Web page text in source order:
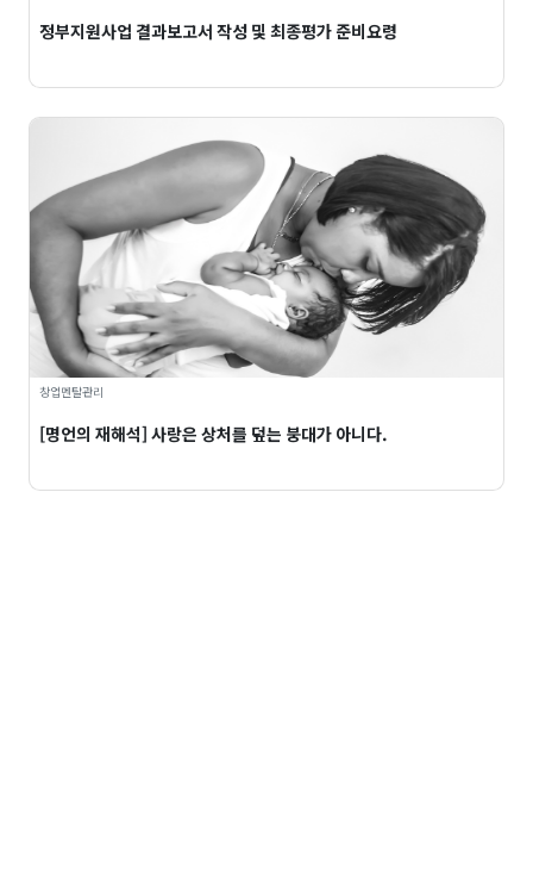
정부지원사업 결과보고서 작성 및 최종평가 준비요령
창업멘탈관리
[명언의 재해석] 사랑은 상처를 덮는 붕대가 아니다.